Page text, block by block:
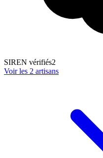
SIREN vérifiés2
Voir les 2 artisans